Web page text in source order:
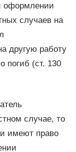
оформлении
случаев на
другую работу
погиб (ст. 130
случае, то
имеют право